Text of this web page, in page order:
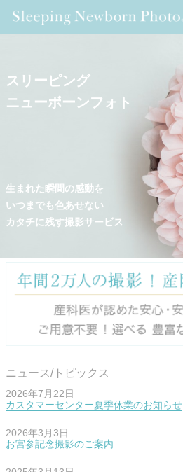
スリーピング
ニューボーンフォト
生まれた瞬間の感動を
いつまでも色あせない
カタチに残す撮影サービス
ニュース/トピックス
2026年7月22日
カスタマーセンター夏季休業のお知らせ
2026年3月3日
お宮参記念撮影のご案内